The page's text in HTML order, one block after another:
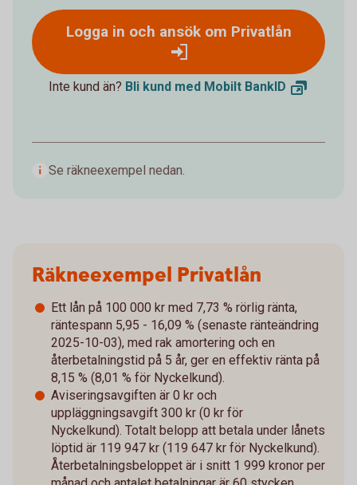
Logga in och ansök om Privatlån
Inte kund än? Bli kund med Mobilt BankID
Se räkneexempel nedan.
Räkneexempel Privatlån
Ett lån på 100 000 kr med 7,73 % rörlig ränta,
räntespann 5,95 - 16,09 % (senaste ränteändring
2025-10-03), med rak amortering och en
återbetalningstid på 5 år, ger en effektiv ränta på
8,15 % (8,01 % för Nyckelkund).
Aviseringsavgiften är 0 kr och
uppläggningsavgift 300 kr (0 kr för
Nyckelkund). Totalt belopp att betala under lånets
löptid är 119 947 kr (119 647 kr för Nyckelkund).
Återbetalningsbeloppet är i snitt 1 999 kronor per